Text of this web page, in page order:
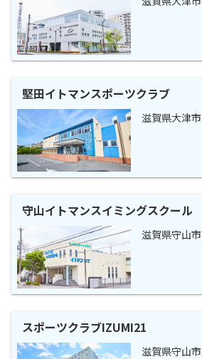
堅田イトマンスポーツクラブ
滋賀県大津
守山イトマンスイミングスクール
滋賀県守山
スポーツクラブIZUMI21
滋賀県守山